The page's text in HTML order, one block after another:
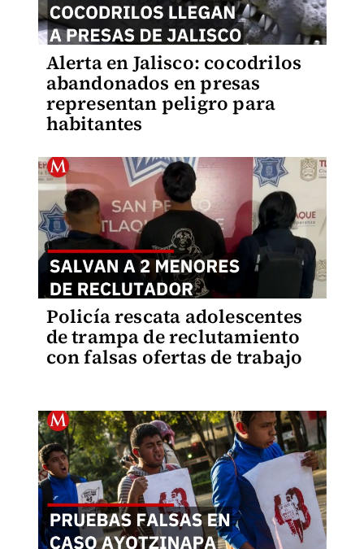
Alerta en Jalisco: cocodrilos
abandonados en presas
representan peligro para
habitantes
Policía rescata adolescentes
de trampa de reclutamiento
con falsas ofertas de trabajo